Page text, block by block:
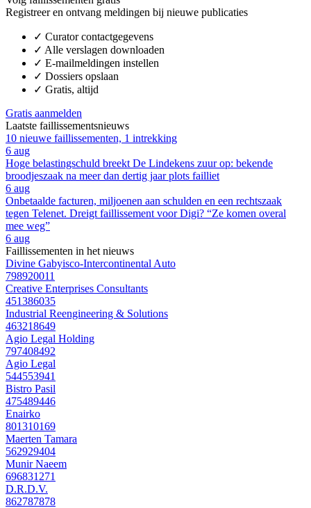
Registreer en ontvang meldingen bij nieuwe publicaties
✓ Curator contactgegevens
✓ Alle verslagen downloaden
✓ E-mailmeldingen instellen
✓ Dossiers opslaan
✓ Gratis, altijd
Gratis aanmelden
Laatste faillissementsnieuws
10 nieuwe faillissementen, 1 intrekking
6 aug
Hoge belastingschuld breekt De Lindekens zuur op: bekende
broodjeszaak na meer dan dertig jaar plots failliet
6 aug
Onbetaalde facturen, miljoenen aan schulden en een rechtszaak
tegen Telenet. Dreigt faillissement voor Digi? “Ze komen overal
mee weg”
6 aug
Faillissementen in het nieuws
Divine Gabyisco-Intercontinental Auto
798920011
Creative Enterprises Consultants
451386035
Industrial Reengineering & Solutions
463218649
Agio Legal Holding
797408492
Agio Legal
544553941
Bistro Pasil
475489446
Enairko
801310169
Maerten Tamara
562929404
Munir Naeem
696831271
D.R.D.V.
862787878